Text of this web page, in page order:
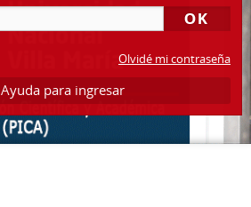
Olvidé mi contraseña
Ayuda para ingresar